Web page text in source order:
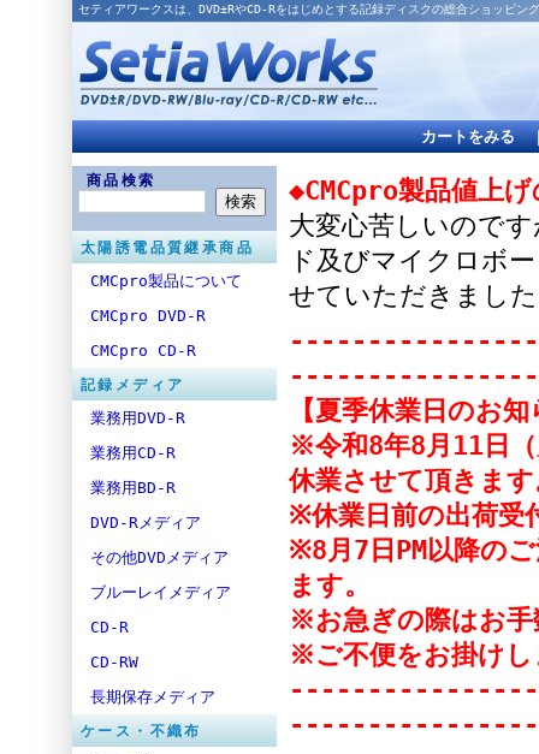
セティアワークスは、DVD±RやCD-Rをはじめとする記録ディスクの総合ショッピン
カートをみる
商品検索
太陽誘電品質継承商品
CMCpro製品について
CMCpro DVD-R
CMCpro CD-R
記録メディア
業務用DVD-R
業務用CD-R
業務用BD-R
DVD-Rメディア
その他DVDメディア
ブルーレイメディア
CD-R
CD-RW
長期保存メディア
ケース・不織布
◆CMCpro製品値上
大変心苦しいので
ド及びマイクロボ
せていただきまし
【夏季休業日のお
※令和8年8月11日
休業させて頂きま
※休業日前の出荷受
※8月7日PM以降の
ます。
※お急ぎの際はお
※ご不便をお掛けし